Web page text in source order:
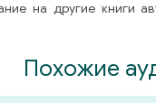
на другие книги
Похожие